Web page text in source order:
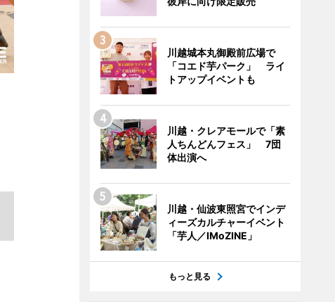
川越城本丸御殿前広場で
「コエド芋パーク」 ライ
トアップイベントも
川越・クレアモールで「素
人ちんどんフェス」 7団
体出演へ
川越・仙波東照宮でインデ
ィーズカルチャーイベント
「芋人／IMoZINE」
もっと見る